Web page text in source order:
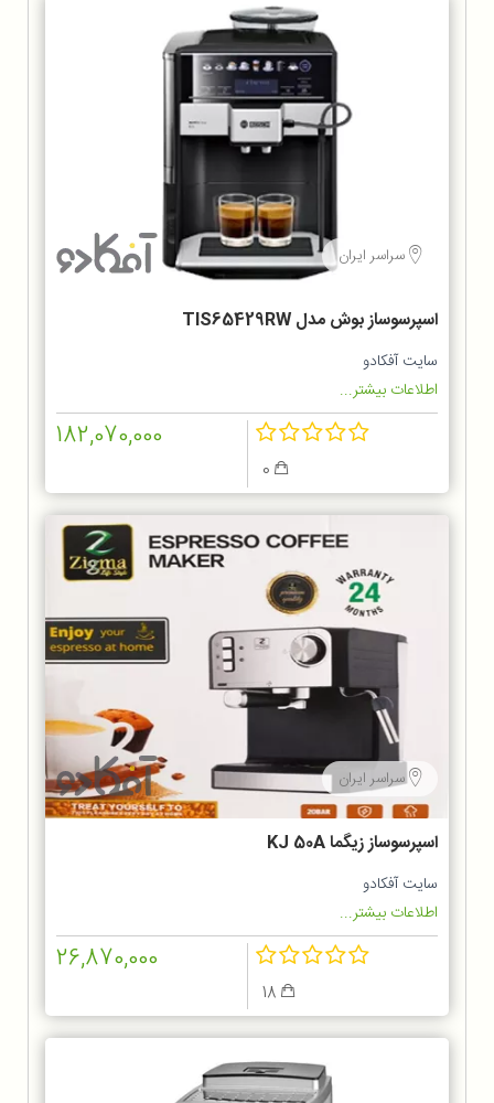
سراسر ایران
اسپرسوساز بوش مدل TIS65429RW
سایت آفکادو
اطلاعات بیشتر...
182,070,000
سراسر ایران
اسپرسوساز زیگما KJ 50A
سایت آفکادو
اطلاعات بیشتر...
26,870,000